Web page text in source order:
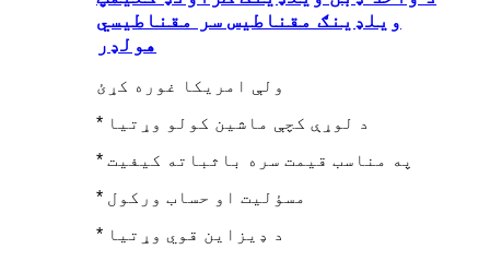
ویلډینګ مقناطیس سر مقناطیسي
هولډر
ولې امریکا غوره کړئ
* د لوړې کچې ماشین کولو وړتیا
* په مناسب قیمت سره باثباته کیفیت
* مسؤلیت او حساب ورکول
* د ډیزاین قوي وړتیا